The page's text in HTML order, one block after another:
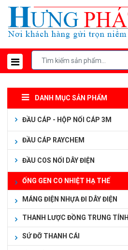
DANH MỤC SẢN PHẨM
ĐẦU CÁP - HỘP NỐI CÁP 3M
ĐẦU CÁP RAYCHEM
ĐẦU COS NỐI DÂY ĐIỆN
ỐNG GEN CO NHIỆT HẠ THẾ
MÁNG ĐIỆN NHỰA ĐI DÂY ĐIỆN
THANH LƯỢC ĐỒNG TRUNG TÍNH
SỨ ĐỠ THANH CÁI